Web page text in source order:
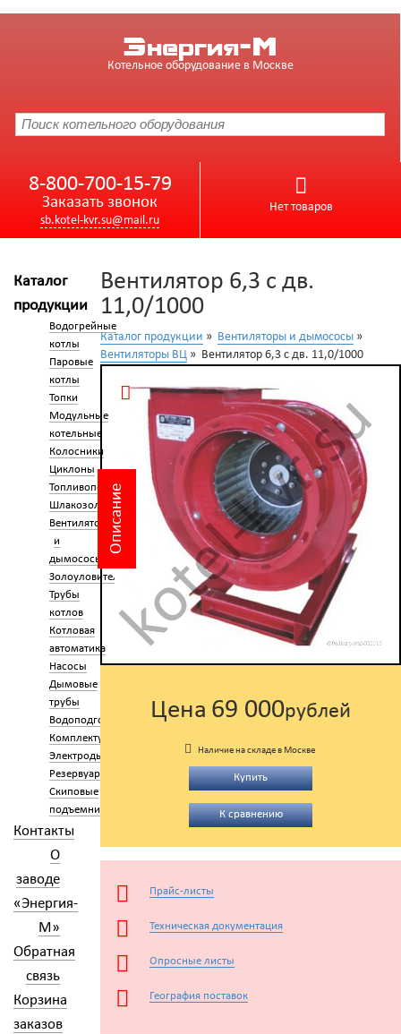
Энергия-М
Котельное оборудование в Москве
8-800-700-15-79
Заказать звонок
sb.kotel-kvr.su@mail.ru
Нет товаров
Каталог
продукции
Водогрейные
котлы
Паровые
котлы
Топки
Модульные
котельные
Колосники
Циклоны
Топливоподача
Шлакозолоудаление
Вентиляторы
и
дымососы
Золоуловители
Трубы
котлов
Котловая
автоматика
Насосы
Дымовые
трубы
Водоподготовка
Комплектующие
Электроды
Резервуары
Скиповые
подъемники
Контакты
О
заводе
«Энергия-
М»
Обратная
связь
Корзина
заказов
Вентилятор 6,3 с дв.
11,0/1000
Каталог продукции » Вентиляторы и дымососы »
Вентиляторы ВЦ » Вентилятор 6,3 с дв. 11,0/1000
Описание
Цена 69 000рублей
Наличие на складе в Москве
Купить
К сравнению
Прайс-листы
Техническая документация
Опросные листы
География поставок